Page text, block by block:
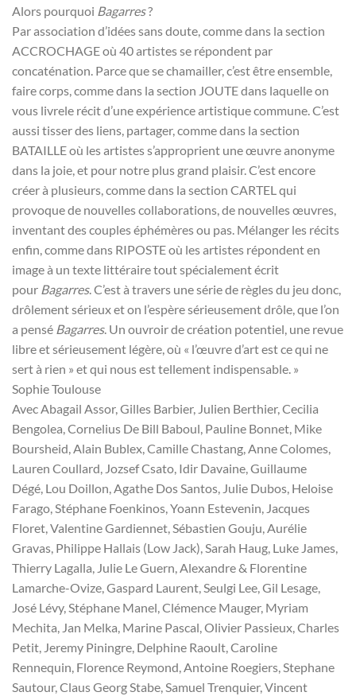
Alors pourquoi Bagarres?
Par association d’idées sans doute, comme dans la section
ACCROCHAGE où 40 artistes se répondent par
concaténation. Parce que se chamailler, c’est être ensemble,
faire corps, comme dans la section JOUTE dans laquelle on
vous livrele récit d’une expérience artistique commune. C’est
aussi tisser des liens, partager, comme dans la section
BATAILLE où les artistes s’approprient une œuvre anonyme
dans la joie, et pour notre plus grand plaisir. C’est encore
créer à plusieurs, comme dans la section CARTEL qui
provoque de nouvelles collaborations, de nouvelles œuvres,
inventant des couples éphémères ou pas. Mélanger les récits
enfin, comme dans RIPOSTE où les artistes répondent en
image à un texte littéraire tout spécialement écrit
pour Bagarres. C’est à travers une série de règles du jeu donc,
drôlement sérieux et on l’espère sérieusement drôle, que l’on
a pensé Bagarres. Un ouvroir de création potentiel, une revue
libre et sérieusement légère, où « l’œuvre d’art est ce qui ne
sert à rien » et qui nous est tellement indispensable. »
Sophie Toulouse
Avec Abagail Assor, Gilles Barbier, Julien Berthier, Cecilia
Bengolea, Cornelius De Bill Baboul, Pauline Bonnet, Mike
Boursheid, Alain Bublex, Camille Chastang, Anne Colomes,
Lauren Coullard, Jozsef Csato, Idir Davaine, Guillaume
Dégé, Lou Doillon, Agathe Dos Santos, Julie Dubos, Heloise
Farago, Stéphane Foenkinos, Yoann Estevenin, Jacques
Floret, Valentine Gardiennet, Sébastien Gouju, Aurélie
Gravas, Philippe Hallais (Low Jack), Sarah Haug, Luke James,
Thierry Lagalla, Julie Le Guern, Alexandre & Florentine
Lamarche-Ovize, Gaspard Laurent, Seulgi Lee, Gil Lesage,
José Lévy, Stéphane Manel, Clémence Mauger, Myriam
Mechita, Jan Melka, Marine Pascal, Olivier Passieux, Charles
Petit, Jeremy Piningre, Delphine Raoult, Caroline
Rennequin, Florence Reymond, Antoine Roegiers, Stephane
Sautour, Claus Georg Stabe, Samuel Trenquier, Vincent